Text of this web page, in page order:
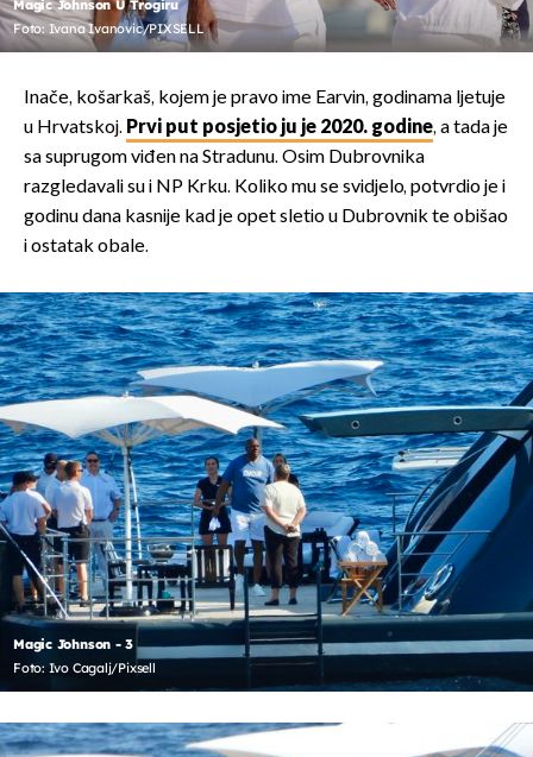
Magic Johnson U Trogiru
Foto: Ivana Ivanovic/PIXSELL
Inače, košarkaš, kojem je pravo ime Earvin, godinama ljetuje
u Hrvatskoj. Prvi put posjetio ju je 2020. godine, a tada je
sa suprugom viđen na Stradunu. Osim Dubrovnika
razgledavali su i NP Krku. Koliko mu se svidjelo, potvrdio je i
godinu dana kasnije kad je opet sletio u Dubrovnik te obišao
i ostatak obale.
Magic Johnson - 3
Foto: Ivo Cagalj/Pixsell